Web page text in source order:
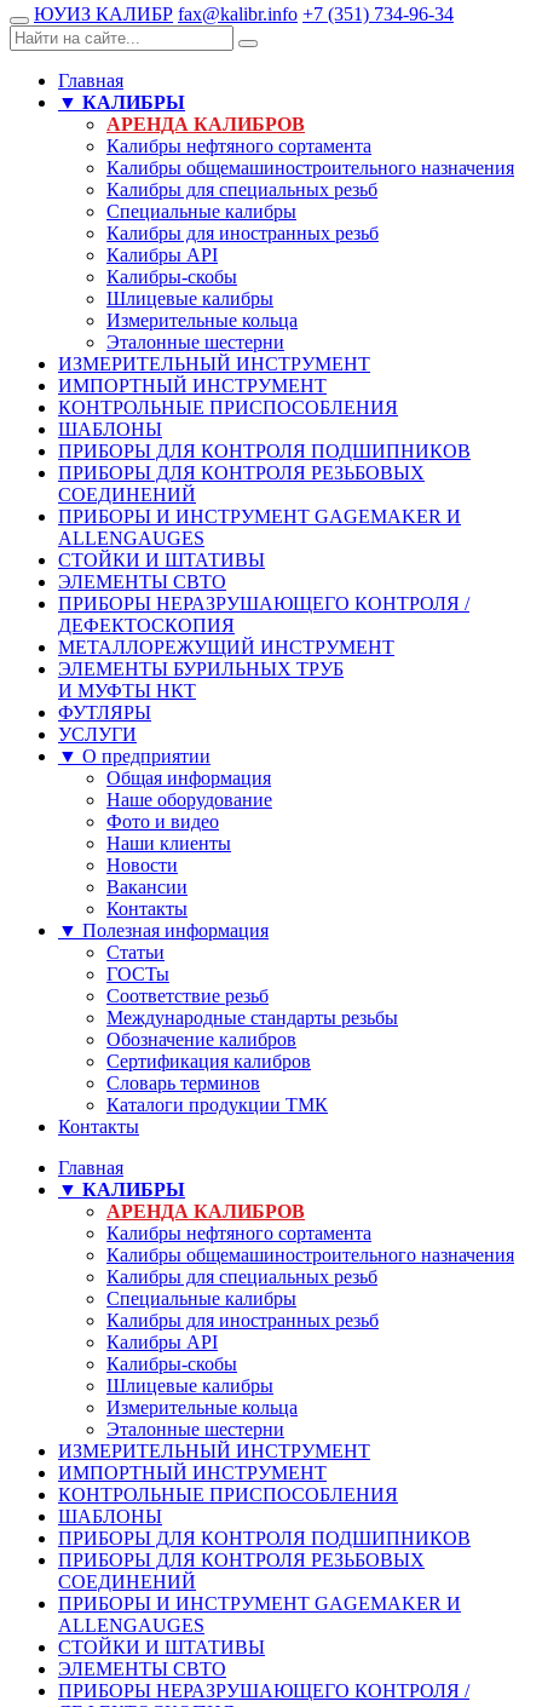
ЮУИЗ КАЛИБР fax@kalibr.info +7 (351) 734-96-34
Главная
▼ КАЛИБРЫ
АРЕНДА КАЛИБРОВ
Калибры нефтяного сортамента
Калибры общемашиностроительного назначения
Калибры для специальных резьб
Специальные калибры
Калибры для иностранных резьб
Калибры API
Калибры-скобы
Шлицевые калибры
Измерительные кольца
Эталонные шестерни
ИЗМЕРИТЕЛЬНЫЙ ИНСТРУМЕНТ
ИМПОРТНЫЙ ИНСТРУМЕНТ
КОНТРОЛЬНЫЕ ПРИСПОСОБЛЕНИЯ
ШАБЛОНЫ
ПРИБОРЫ ДЛЯ КОНТРОЛЯ ПОДШИПНИКОВ
ПРИБОРЫ ДЛЯ КОНТРОЛЯ РЕЗЬБОВЫХ
СОЕДИНЕНИЙ
ПРИБОРЫ И ИНСТРУМЕНТ GAGEMAKER И
ALLENGAUGES
СТОЙКИ И ШТАТИВЫ
ЭЛЕМЕНТЫ СВТО
ПРИБОРЫ НЕРАЗРУШАЮЩЕГО КОНТРОЛЯ /
ДЕФЕКТОСКОПИЯ
МЕТАЛЛОРЕЖУЩИЙ ИНСТРУМЕНТ
ЭЛЕМЕНТЫ БУРИЛЬНЫХ ТРУБ
И МУФТЫ НКТ
ФУТЛЯРЫ
УСЛУГИ
▼ О предприятии
Общая информация
Наше оборудование
Фото и видео
Наши клиенты
Новости
Вакансии
Контакты
▼ Полезная информация
Статьи
ГОСТы
Соответствие резьб
Международные стандарты резьбы
Обозначение калибров
Сертификация калибров
Словарь терминов
Каталоги продукции ТМК
Контакты
Главная
▼ КАЛИБРЫ
АРЕНДА КАЛИБРОВ
Калибры нефтяного сортамента
Калибры общемашиностроительного назначения
Калибры для специальных резьб
Специальные калибры
Калибры для иностранных резьб
Калибры API
Калибры-скобы
Шлицевые калибры
Измерительные кольца
Эталонные шестерни
ИЗМЕРИТЕЛЬНЫЙ ИНСТРУМЕНТ
ИМПОРТНЫЙ ИНСТРУМЕНТ
КОНТРОЛЬНЫЕ ПРИСПОСОБЛЕНИЯ
ШАБЛОНЫ
ПРИБОРЫ ДЛЯ КОНТРОЛЯ ПОДШИПНИКОВ
ПРИБОРЫ ДЛЯ КОНТРОЛЯ РЕЗЬБОВЫХ
СОЕДИНЕНИЙ
ПРИБОРЫ И ИНСТРУМЕНТ GAGEMAKER И
ALLENGAUGES
СТОЙКИ И ШТАТИВЫ
ЭЛЕМЕНТЫ СВТО
ПРИБОРЫ НЕРАЗРУШАЮЩЕГО КОНТРОЛЯ /